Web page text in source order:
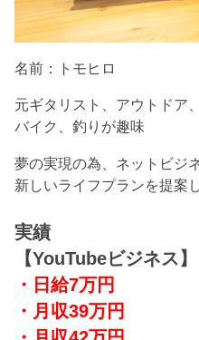
名前：トモヒロ
元ギタリスト、アウトドア、
バイク、釣りが趣味
夢の実現の為、ネットビジ
新しいライフプランを提案
実績
【YouTubeビジネス】
・日給7万円
・月収39万円